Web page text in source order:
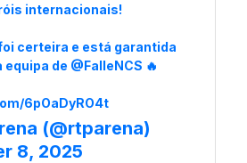
internacionais!
certeira e está garantida
equipa de @FalleNCS 🔥
6pOaDyRO4t
(@rtparena)
8, 2025